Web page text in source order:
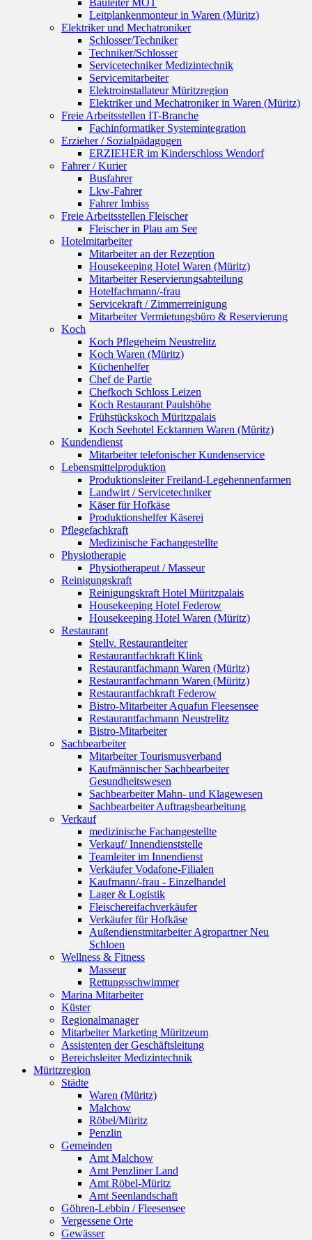
Bauleiter MOT
Leitplankenmonteur in Waren (Müritz)
Elektriker und Mechatroniker
Schlosser/Techniker
Techniker/Schlosser
Servicetechniker Medizintechnik
Servicemitarbeiter
Elektroinstallateur Müritzregion
Elektriker und Mechatroniker in Waren (Müritz)
Freie Arbeitsstellen IT-Branche
Fachinformatiker Systemintegration
Erzieher / Sozialpädagogen
ERZIEHER im Kinderschloss Wendorf
Fahrer / Kurier
Busfahrer
Lkw-Fahrer
Fahrer Imbiss
Freie Arbeitsstellen Fleischer
Fleischer in Plau am See
Hotelmitarbeiter
Mitarbeiter an der Rezeption
Housekeeping Hotel Waren (Müritz)
Mitarbeiter Reservierungsabteilung
Hotelfachmann/-frau
Servicekraft / Zimmerreinigung
Mitarbeiter Vermietungsbüro & Reservierung
Koch
Koch Pflegeheim Neustrelitz
Koch Waren (Müritz)
Küchenhelfer
Chef de Partie
Chefkoch Schloss Leizen
Koch Restaurant Paulshöhe
Frühstückskoch Müritzpalais
Koch Seehotel Ecktannen Waren (Müritz)
Kundendienst
Mitarbeiter telefonischer Kundenservice
Lebensmittelproduktion
Produktionsleiter Freiland-Legehennenfarmen
Landwirt / Servicetechniker
Käser für Hofkäse
Produktionshelfer Käserei
Pflegefachkraft
Medizinische Fachangestellte
Physiotherapie
Physiotherapeut / Masseur
Reinigungskraft
Reinigungskraft Hotel Müritzpalais
Housekeeping Hotel Federow
Housekeeping Hotel Waren (Müritz)
Restaurant
Stellv. Restaurantleiter
Restaurantfachkraft Klink
Restaurantfachmann Waren (Müritz)
Restaurantfachmann Waren (Müritz)
Restaurantfachkraft Federow
Bistro-Mitarbeiter Aquafun Fleesensee
Restaurantfachmann Neustrelitz
Bistro-Mitarbeiter
Sachbearbeiter
Mitarbeiter Tourismusverband
Kaufmännischer Sachbearbeiter
Gesundheitswesen
Sachbearbeiter Mahn- und Klagewesen
Sachbearbeiter Auftragsbearbeitung
Verkauf
medizinische Fachangestellte
Verkauf/ Innendienststelle
Teamleiter im Innendienst
Verkäufer Vodafone-Filialen
Kaufmann/-frau - Einzelhandel
Lager & Logistik
Fleischereifachverkäufer
Verkäufer für Hofkäse
Außendienstmitarbeiter Agropartner Neu
Schloen
Wellness & Fitness
Masseur
Rettungsschwimmer
Marina Mitarbeiter
Küster
Regionalmanager
Mitarbeiter Marketing Müritzeum
Assistenten der Geschäftsleitung
Bereichsleiter Medizintechnik
Müritzregion
Städte
Waren (Müritz)
Malchow
Röbel/Müritz
Penzlin
Gemeinden
Amt Malchow
Amt Penzliner Land
Amt Röbel-Müritz
Amt Seenlandschaft
Göhren-Lebbin / Fleesensee
Vergessene Orte
Gewässer